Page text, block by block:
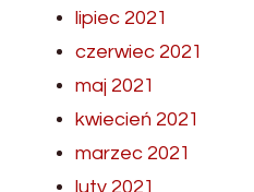
lipiec 2021
czerwiec 2021
maj 2021
kwiecień 2021
marzec 2021
luty 2021